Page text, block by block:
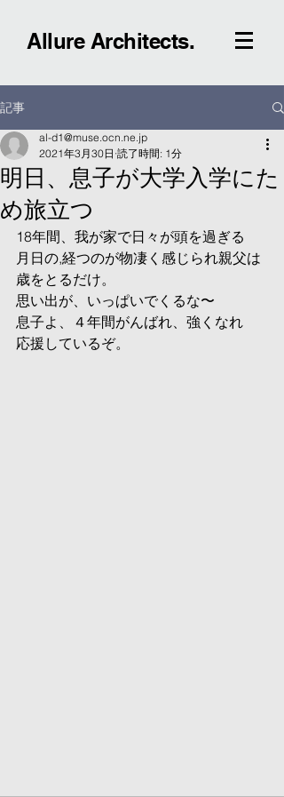
Allure Architects.
記事
明日、息子が大学入学にた
め旅立つ
al-d1@muse.ocn.ne.jp
2021年3月30日 読了時間: 1分
18年間、我が家で日々が頭を過ぎる
月日の,経つのが物凄く感じられ親父は
歳をとるだけ。
思い出が、いっぱいでくるな〜
息子よ、４年間がんばれ、強くなれ
応援しているぞ。